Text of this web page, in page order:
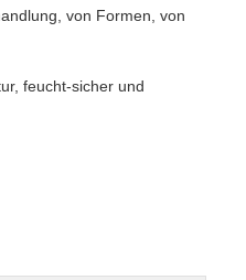
von Formen, von
feucht-sicher und